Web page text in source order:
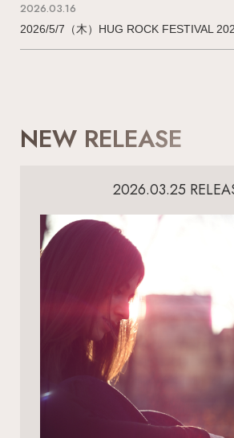
2026.03.16
2026/5/7（木）HUG ROCK FESTIVAL
NEW RELEASE
2026.03.25